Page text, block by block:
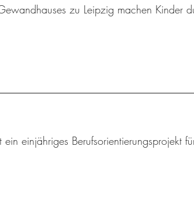
zu Leipzig machen Kinder
ein einjähriges Berufsorientierungsprojekt